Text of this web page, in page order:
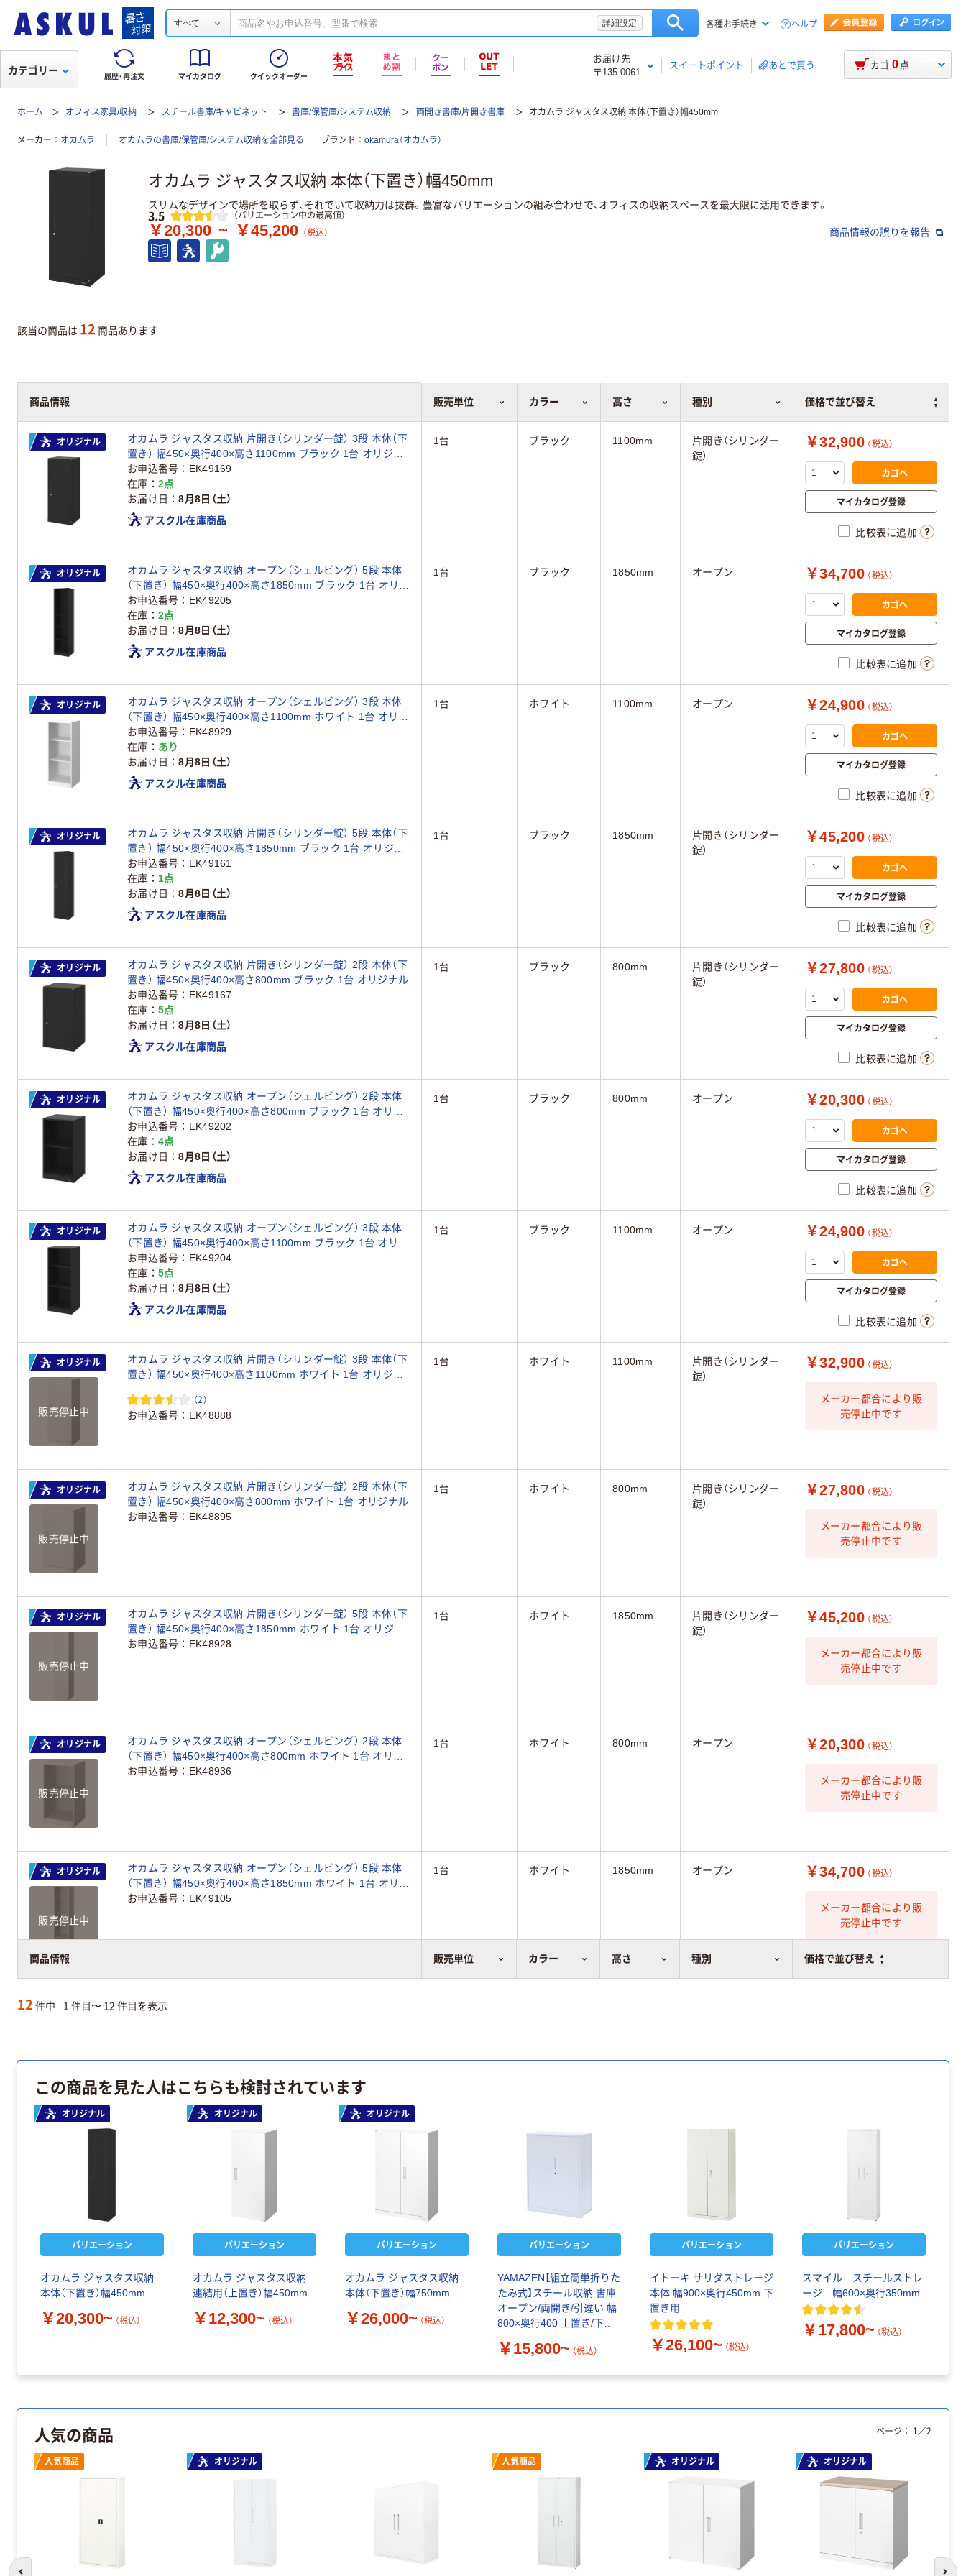
すべて 詳細設定 各種お手続き ヘルプ
履歴・再注文 マイカタログ クイックオーダー
お届け先
〒135-0061
スイートポイント あとで買う
カテゴリー カゴ 0 点
ホーム オフィス家具/収納 スチール書庫/キャビネット 書庫/保管庫/システム収納 両開き書庫/片開き書庫 オカムラ ジャスタス収納 本体（下置き）幅450mm
メーカー オカムラ オカムラの書庫/保管庫/システム収納を全部見る ブランド okamura（オカムラ）
オカムラ ジャスタス収納 本体（下置き）幅450mm
スリムなデザインで場所を取らず、それでいて収納力は抜群。豊富なバリエーションの組み合わせで、オフィスの収納スペースを最大限に活用できます。
レビュー
3.5 （バリエーション中の最高値）
￥20,300 ~ ￥45,200 （税込） 商品情報の誤りを報告
該当の商品は 12 商品あります
商品情報 販売単位 カラー 高さ 種別 価格で並び替え
商品情報 販売単位 カラー 高さ 種別 価格で並び替え
オリジナル
オカムラ ジャスタス収納 片開き（シリンダー錠） 3段 本体（下
置き） 幅450×奥行400×高さ1100mm ブラック 1台 オリジナ
ル
お申込番号
EK49169
在庫
2点
お届け日
8月8日（土）
アスクル在庫商品
1台 ブラック 1100mm
片開き（シリンダー
錠）
￥32,900 （税込）
カゴへ
マイカタログ登録
比較表に追加
オリジナル
オカムラ ジャスタス収納 オープン（シェルビング） 5段 本体
（下置き） 幅450×奥行400×高さ1850mm ブラック 1台 オリジ
ナル
お申込番号
EK49205
在庫
2点
お届け日
8月8日（土）
アスクル在庫商品
1台 ブラック 1850mm オープン ￥34,700 （税込）
カゴへ
マイカタログ登録
比較表に追加
オリジナル
オカムラ ジャスタス収納 オープン（シェルビング） 3段 本体
（下置き） 幅450×奥行400×高さ1100mm ホワイト 1台 オリジ
ナル
お申込番号
EK48929
在庫
あり
お届け日
8月8日（土）
アスクル在庫商品
1台 ホワイト 1100mm オープン ￥24,900 （税込）
カゴへ
マイカタログ登録
比較表に追加
オリジナル
オカムラ ジャスタス収納 片開き（シリンダー錠） 5段 本体（下
置き） 幅450×奥行400×高さ1850mm ブラック 1台 オリジナ
ル
お申込番号
EK49161
在庫
1点
お届け日
8月8日（土）
アスクル在庫商品
1台 ブラック 1850mm
片開き（シリンダー
錠）
￥45,200 （税込）
カゴへ
マイカタログ登録
比較表に追加
オリジナル
オカムラ ジャスタス収納 片開き（シリンダー錠） 2段 本体（下
置き） 幅450×奥行400×高さ800mm ブラック 1台 オリジナル
お申込番号
EK49167
在庫
5点
お届け日
8月8日（土）
アスクル在庫商品
1台 ブラック 800mm
片開き（シリンダー
錠）
￥27,800 （税込）
カゴへ
マイカタログ登録
比較表に追加
オリジナル
オカムラ ジャスタス収納 オープン（シェルビング） 2段 本体
（下置き） 幅450×奥行400×高さ800mm ブラック 1台 オリジ
ナル
お申込番号
EK49202
在庫
4点
お届け日
8月8日（土）
アスクル在庫商品
1台 ブラック 800mm オープン ￥20,300 （税込）
カゴへ
マイカタログ登録
比較表に追加
オリジナル
オカムラ ジャスタス収納 オープン（シェルビング） 3段 本体
（下置き） 幅450×奥行400×高さ1100mm ブラック 1台 オリジ
ナル
お申込番号
EK49204
在庫
5点
お届け日
8月8日（土）
アスクル在庫商品
1台 ブラック 1100mm オープン ￥24,900 （税込）
カゴへ
マイカタログ登録
比較表に追加
オリジナル
販売停止中
オカムラ ジャスタス収納 片開き（シリンダー錠） 3段 本体（下
置き） 幅450×奥行400×高さ1100mm ホワイト 1台 オリジナ
（2）
お申込番号 EK48888
1台 ホワイト 1100mm
片開き（シリンダー
錠）
￥32,900 （税込）
メーカー都合により販
売停止中です
オリジナル
販売停止中
オカムラ ジャスタス収納 片開き（シリンダー錠） 2段 本体（下
置き） 幅450×奥行400×高さ800mm ホワイト 1台 オリジナル
お申込番号
EK48895
1台 ホワイト 800mm
片開き（シリンダー
錠）
￥27,800 （税込）
メーカー都合により販
売停止中です
オリジナル
販売停止中
オカムラ ジャスタス収納 片開き（シリンダー錠） 5段 本体（下
置き） 幅450×奥行400×高さ1850mm ホワイト 1台 オリジナ
ル
お申込番号 EK48928
1台 ホワイト 1850mm
片開き（シリンダー
錠）
￥45,200 （税込）
メーカー都合により販
売停止中です
オリジナル
販売停止中
オカムラ ジャスタス収納 オープン（シェルビング） 2段 本体
（下置き） 幅450×奥行400×高さ800mm ホワイト 1台 オリジ
ナル
お申込番号 EK48936
1台 ホワイト 800mm オープン ￥20,300 （税込）
メーカー都合により販
売停止中です
オリジナル
販売停止中
オカムラ ジャスタス収納 オープン（シェルビング） 5段 本体
（下置き） 幅450×奥行400×高さ1850mm ホワイト 1台 オリジ
ナル
お申込番号 EK49105
1台 ホワイト 1850mm オープン ￥34,700 （税込）
メーカー都合により販
売停止中です
12 件中 1 件目〜 12 件目を表示
この商品を見た人はこちらも検討されています
オリジナル
バリエーション
オカムラ ジャスタス収納
本体（下置き）幅450mm
￥20,300~ （税込）
オリジナル
バリエーション
オカムラ ジャスタス収納
連結用（上置き）幅450mm
￥12,300~ （税込）
オリジナル
バリエーション
オカムラ ジャスタス収納
本体（下置き）幅750mm
￥26,000~ （税込）
バリエーション
YAMAZEN【組立簡単折りた
たみ式】スチール収納 書庫
オープン/両開き/引違い 幅
800×奥行400 上置き/下置
￥15,800~ （税込）
バリエーション
イトーキ サリダストレージ
本体 幅900×奥行450mm 下
置き用
￥26,100~ （税込）
バリエーション
スマイル スチールストレ
ージ 幅600×奥行350mm
￥17,800~ （税込）
人気の商品
人気商品 オリジナル 人気商品 オリジナル オリジナル
ページ： 1 ／2